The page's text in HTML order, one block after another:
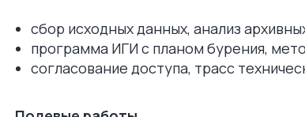
сбор исходных данных, анализ
программа ИГИ с планом бурения,
согласование доступа, трасс